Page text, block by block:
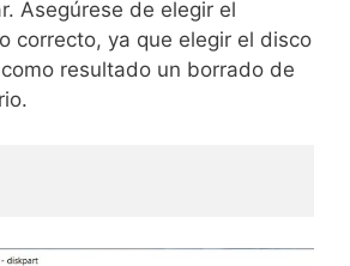
Asegúrese de elegir el
correcto, ya que elegir el disco
resultado un borrado de